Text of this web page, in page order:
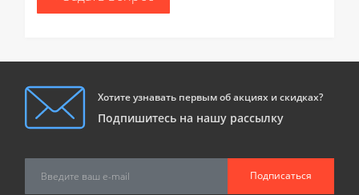
Хотите узнавать первым об акциях и скидках?
Подпишитесь на нашу рассылку
Подписаться